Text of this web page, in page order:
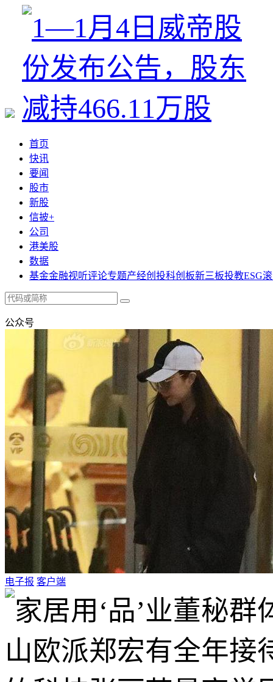
首页
快讯
要闻
股市
新股
信披+
公司
港美股
数据
基金金融视听评论专题产经创投科创板新三板投教ESG
公众号
电子报 客户端